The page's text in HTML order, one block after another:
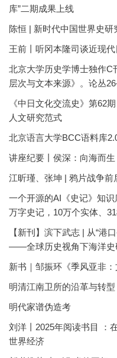
库”二期成果上线
陈恒 | 新时代中国世界史研
王前丨听冈本隆司谈近现
北京大学历史学博士独作C
层次与文本来源》。论丛
《中日文化交流史》第62
人文研究范式
北京语言大学BCC语料库
讲座纪要丨侯深：向海而
江昕瑾、张坤 | 鸦片战争
一个开源的AI《史记》知
万字史记，10万个实体、
【新刊】滨下武志 | 从“港
——全球历史视角下海洋史
新书｜邹振环《季风亚非：
明清江南卫所的沿革与转型
明代家谱伪造考
刘洋丨2025年阅读书目
世界经济